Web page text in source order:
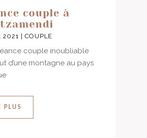
couple à
2021 COUPLE
couple inoubliable
d’une montagne au pays
PLUS